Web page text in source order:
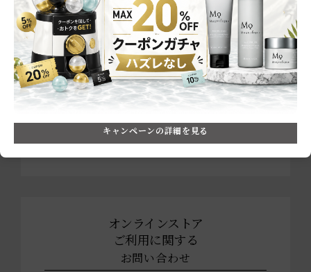
送料について
3,300円(税込)以上のご購入で全国どこで
も送料無料でお届け。
配送について
12時30分までのご注文で、最短翌日発送
可能。※ご注文状況によっては翌日発送
できない場合がございます。※日曜は発
オンラインストア
ご利用に関する
お問い合わせ
キャンペーンの詳細を見る